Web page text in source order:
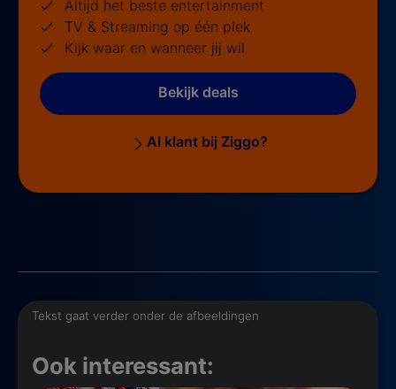
Altijd het beste entertainment
TV & Streaming op één plek
Kijk waar en wanneer jij wil
Bekijk deals
Al klant bij Ziggo?
Tekst gaat verder onder de afbeeldingen
Ook interessant: